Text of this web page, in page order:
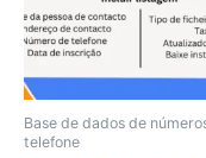
Base de dados de
telefone